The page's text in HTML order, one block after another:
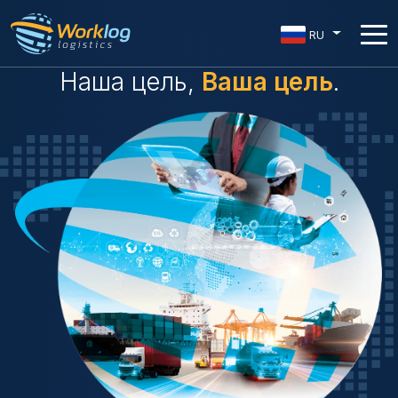
RU
Наша цель, Ваша цель.
Широкая сфера применения в
Логистика в каждой сфере
жизни, Логистика в каждой
сфереWORKLOG
Мы предлагаем быстрые, надежные, полные и частичные
логистические перевозки с помощью нашего
высококлассного автопарка, автомобили и оборудование
которого периодически обновляются.
Получить подробную информацию